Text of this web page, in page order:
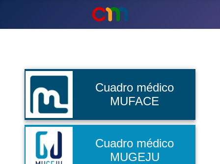
Cuadro médico
MUFACE
Cuadro médico
MUGEJU